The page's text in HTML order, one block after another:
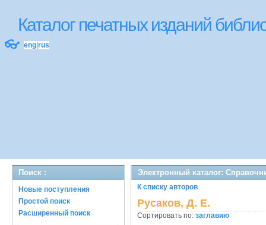
Каталог печатных изданий
👓 eng rus
Поиск :
Новые поступления
Простой поиск
Расширенный поиск
Электронный каталог:
К списку авторов
Русаков, Д. Е.
Сортировать по: заглавию